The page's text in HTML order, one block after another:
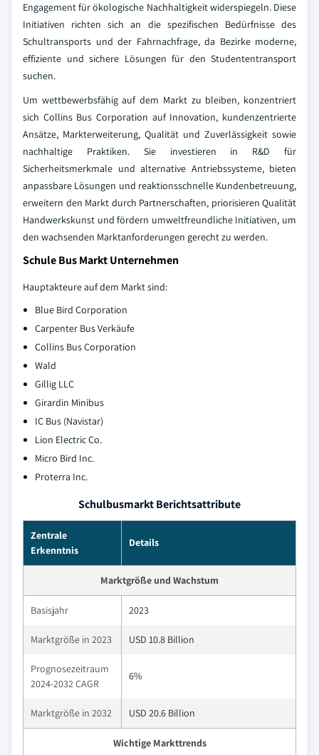
Engagement für ökologische Nachhaltigkeit widerspiegeln. Diese
Initiativen richten sich an die spezifischen Bedürfnisse des
Schultransports und der Fahrnachfrage, da Bezirke moderne,
effiziente und sichere Lösungen für den Studententransport
suchen.
Um wettbewerbsfähig auf dem Markt zu bleiben, konzentriert
sich Collins Bus Corporation auf Innovation, kundenzentrierte
Ansätze, Markterweiterung, Qualität und Zuverlässigkeit sowie
nachhaltige Praktiken. Sie investieren in R&D für
Sicherheitsmerkmale und alternative Antriebssysteme, bieten
anpassbare Lösungen und reaktionsschnelle Kundenbetreuung,
erweitern den Markt durch Partnerschaften, priorisieren Qualität
Handwerkskunst und fördern umweltfreundliche Initiativen, um
den wachsenden Marktanforderungen gerecht zu werden.
Schule Bus Markt Unternehmen
Hauptakteure auf dem Markt sind:
Blue Bird Corporation
Carpenter Bus Verkäufe
Collins Bus Corporation
Wald
Gillig LLC
Girardin Minibus
IC Bus (Navistar)
Lion Electric Co.
Micro Bird Inc.
Proterra Inc.
Schulbusmarkt Berichtsattribute
Zentrale
Erkenntnis
Details
Marktgröße und Wachstum
Basisjahr 2023
Marktgröße in 2023 USD 10.8 Billion
Prognosezeitraum
2024-2032 CAGR
6%
Marktgröße in 2032 USD 20.6 Billion
Wichtige Markttrends